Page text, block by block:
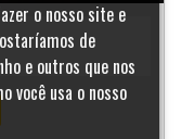
o nosso site e
de
e outros que nos
você usa o nosso